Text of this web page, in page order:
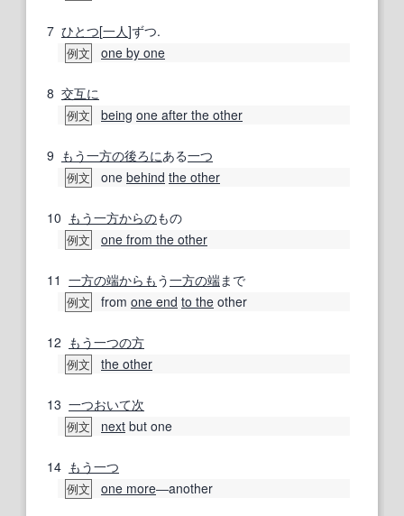
7 ひとつ[一人]ずつ.
例文 one by one
8 交互に
例文 being one after the other
9 もう一方の後ろにある一つ
例文 one behind the other
10 もう一方からのもの
例文 one from the other
11 一方の端からも う一方の端まで
例文 from one end to the other
12 もう一つの方
例文 the other
13 一つおいて次
例文 next but one
14 もう一つ
例文 one more―another